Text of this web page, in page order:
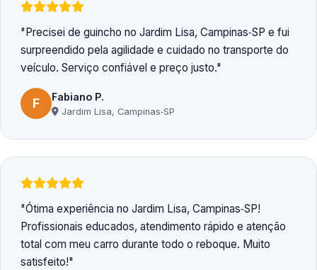
Precisei de guincho no Jardim Lisa, Campinas‑SP e fui
surpreendido pela agilidade e cuidado no transporte do
veículo. Serviço confiável e preço justo.
F Fabiano P.
Jardim Lisa, Campinas‑SP
Ótima experiência no Jardim Lisa, Campinas‑SP!
Profissionais educados, atendimento rápido e atenção
total com meu carro durante todo o reboque. Muito
satisfeito!